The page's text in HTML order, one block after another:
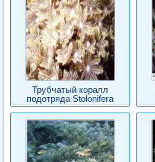
Трубчатый коралл
подотряда Stolonifera